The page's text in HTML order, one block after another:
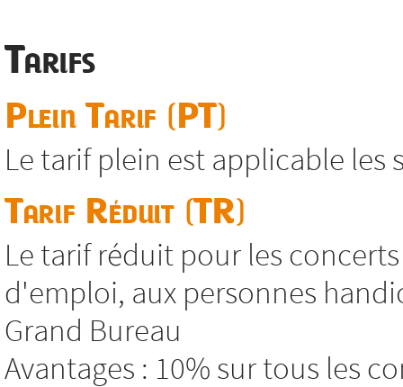
Tarifs
Plein Tarif (PT)
Le tarif plein est applicable
Tarif Réduit (TR)
Le tarif réduit pour les
d'emploi, aux personnes
Grand Bureau
Avantages : 10% sur tous les